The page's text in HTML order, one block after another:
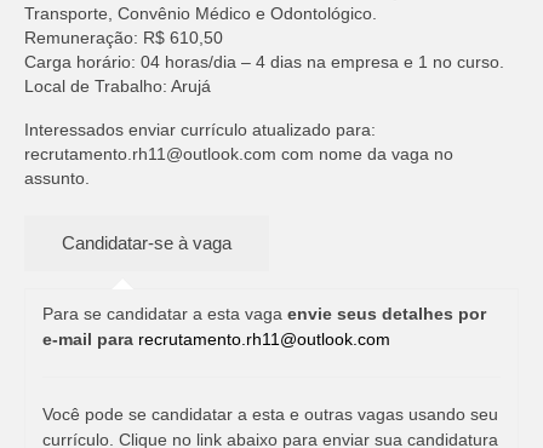
Transporte, Convênio Médico e Odontológico.
Remuneração: R$ 610,50
Carga horário: 04 horas/dia – 4 dias na empresa e 1 no curso.
Local de Trabalho: Arujá
Interessados enviar currículo atualizado para:
recrutamento.rh11@outlook.com com nome da vaga no
assunto.
Para se candidatar a esta vaga envie seus detalhes por
e-mail para recrutamento.rh11@outlook.com
Você pode se candidatar a esta e outras vagas usando seu
currículo. Clique no link abaixo para enviar sua candidatura